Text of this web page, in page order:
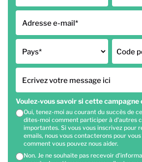
Adresse e-mail *
Pays* Code
Ecrivez votre message ici
Voulez-vous savoir si cette campagne
Oui, tenez-moi au courant du succès de
dites-moi comment participer à d'autres
importantes. Si vous vous inscrivez pour
emails, nous vous contacterons pour
comment vous pouvez nous aider.
Non. Je ne souhaite pas recevoir